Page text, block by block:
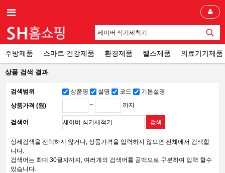
주방제품 스마트 건강제품 환경제품 헬스제품 의료기기제품
상품 검색 결과
검색범위 상품명 설명 코드
기본설명
상품가격 (원)
~ 까지
검색어
상세검색을 선택하지 않거나, 상품가격을 입력하지 않으면 전체에서 검색합
니다.
검색어는 최대 30글자까지, 여러개의 검색어를 공백으로 구분하여 입력 할수
있습니다.